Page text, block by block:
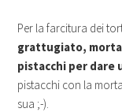
Per la farcitura dei
grattugiato,
pistacchi per dare
pistacchi con la
sua ;-).